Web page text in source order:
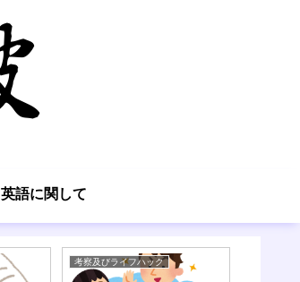
英語に関して
考察及びライフハック